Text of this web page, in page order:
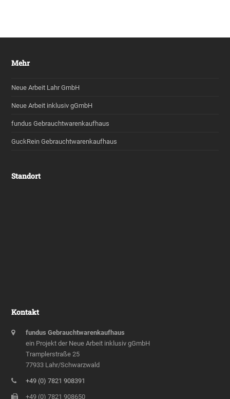
Mehr
Neue Arbeit Lahr GmbH
Neue Arbeit inklusiv gGmbH
fundus Gebrauchtwarenkaufhaus
GuckRein Gebrauchtwarenkaufhaus
Standort
Kontakt
fundus Gebrauchtwarenkaufhaus
ein Projekt der Neue Arbeit inklusiv gGmbH
Tramplerstraße 25
77933 Lahr/Schwarzwald
+49 (0) 7821 908391
+49 (0) 7821 908650